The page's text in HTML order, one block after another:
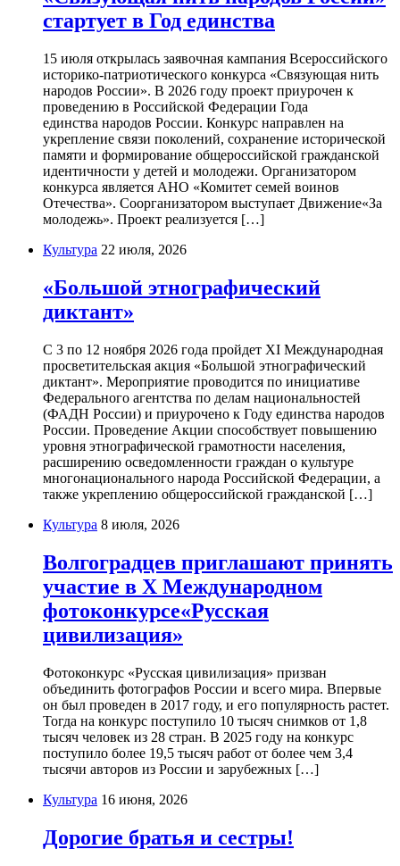
стартует в Год единства
15 июля открылась заявочная кампания Всероссийского
историко-патриотического конкурса «Связующая нить
народов России». В 2026 году проект приурочен к
проведению в Российской Федерации Года
единства народов России. Конкурс направлен на
укрепление связи поколений, сохранение исторической
памяти и формирование общероссийской гражданской
идентичности у детей и молодежи. Организатором
конкурса является АНО «Комитет семей воинов
Отечества». Соорганизатором выступает Движение«За
молодежь». Проект реализуется […]
Культура 22 июля, 2026
«Большой этнографический
диктант»
С 3 по 12 ноября 2026 года пройдет XI Международная
просветительская акция «Большой этнографический
диктант». Мероприятие проводится по инициативе
Федерального агентства по делам национальностей
(ФАДН России) и приурочено к Году единства народов
России. Проведение Акции способствует повышению
уровня этнографической грамотности населения,
расширению осведомленности граждан о культуре
многонационального народа Российской Федерации, а
также укреплению общероссийской гражданской […]
Культура 8 июля, 2026
Волгоградцев приглашают принять
участие в Х Международном
фотоконкурсе«Русская
цивилизация»
Фотоконкурс «Русская цивилизация» призван
объединить фотографов России и всего мира. Впервые
он был проведен в 2017 году, и его популярность растет.
Тогда на конкурс поступило 10 тысяч снимков от 1,8
тысяч человек из 28 стран. В 2025 году на конкурс
поступило более 19,5 тысяч работ от более чем 3,4
тысячи авторов из России и зарубежных […]
Культура 16 июня, 2026
Дорогие братья и сестры!